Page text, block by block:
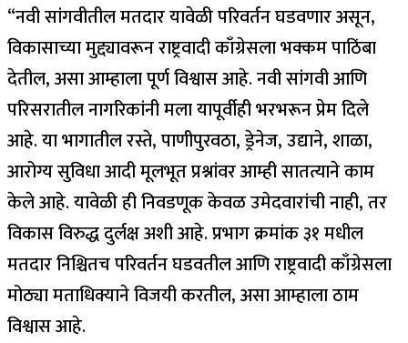
“नवी सांगवीतील मतदार यावेळी परिवर्तन घडवणार असून,
विकासाच्या मुद्द्यावरून राष्ट्रवादी काँग्रेसला भक्कम पाठिंबा
देतील, असा आम्हाला पूर्ण विश्वास आहे. नवी सांगवी आणि
परिसरातील नागरिकांनी मला यापूर्वीही भरभरून प्रेम दिले
आहे. या भागातील रस्ते, पाणीपुरवठा, ड्रेनेज, उद्याने, शाळा,
आरोग्य सुविधा आदी मूलभूत प्रश्नांवर आम्ही सातत्याने काम
केले आहे. यावेळी ही निवडणूक केवळ उमेदवारांची नाही, तर
विकास विरुद्ध दुर्लक्ष अशी आहे. प्रभाग क्रमांक ३१ मधील
मतदार निश्चितच परिवर्तन घडवतील आणि राष्ट्रवादी काँग्रेसला
मोठ्या मताधिक्याने विजयी करतील, असा आम्हाला ठाम
विश्वास आहे.